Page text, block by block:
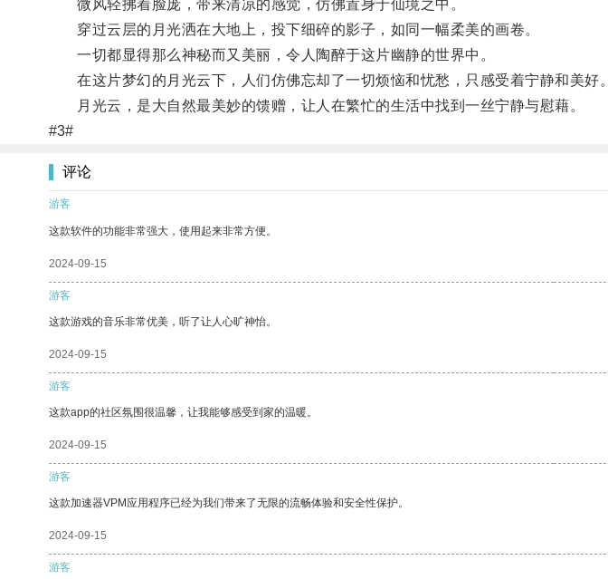
微风轻拂着脸庞，带来清凉的感觉，仿佛置身于仙境之中。
穿过云层的月光洒在大地上，投下细碎的影子，如同一幅柔美的画卷。
一切都显得那么神秘而又美丽，令人陶醉于这片幽静的世界中。
在这片梦幻的月光云下，人们仿佛忘却了一切烦恼和忧愁，只感受着宁静和美好。
月光云，是大自然最美妙的馈赠，让人在繁忙的生活中找到一丝宁静与慰藉。
#3#
评论
游客
这款软件的功能非常强大，使用起来非常方便。
2024-09-15
游客
这款游戏的音乐非常优美，听了让人心旷神怡。
2024-09-15
游客
这款app的社区氛围很温馨，让我能够感受到家的温暖。
2024-09-15
游客
这款加速器VPM应用程序已经为我们带来了无限的流畅体验和安全性保护。
2024-09-15
游客